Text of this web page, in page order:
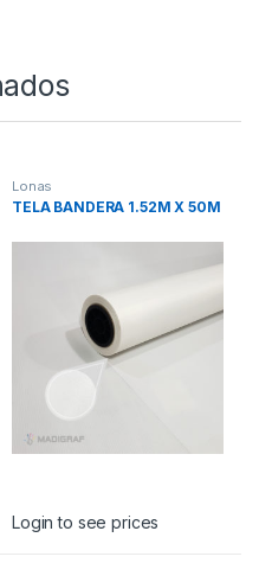
Lonas
TELA BANDERA 1.52M X 50M
Login to see prices